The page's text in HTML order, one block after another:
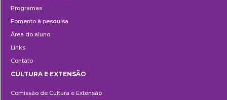
Programas
Fomento à pesquisa
Área do aluno
Links
Contato
CULTURA E EXTENSÃO
Comissão de Cultura e Extensão